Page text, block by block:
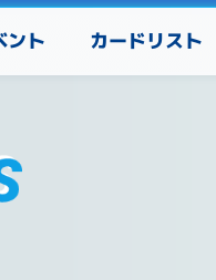
ント カードリスト